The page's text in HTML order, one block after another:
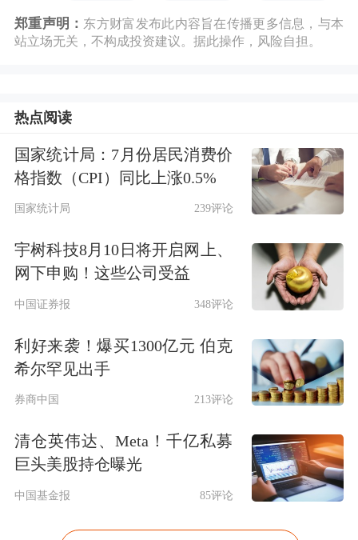
郑重声明： 东方财富发布此内容旨在传播更多信息，与本
站立场无关，不构成投资建议。据此操作，风险自担。
热点阅读
国家统计局：7月份居民消费价
格指数（CPI）同比上涨0.5%
国家统计局 239评论
宇树科技8月10日将开启网上、
网下申购！这些公司受益
中国证券报 348评论
利好来袭！爆买1300亿元 伯克
希尔罕见出手
券商中国 213评论
清仓英伟达、Meta！千亿私募
巨头美股持仓曝光
中国基金报 85评论